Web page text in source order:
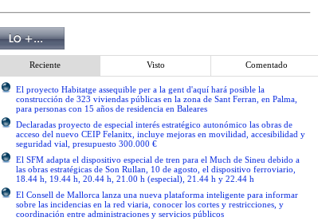
Reciente Visto Comentado
El proyecto Habitatge assequible per a la gent d'aquí hará posible la
construcción de 323 viviendas públicas en la zona de Sant Ferran, en Palma,
para personas con 15 años de residencia en Baleares
Declaradas proyecto de especial interés estratégico autonómico las obras de
acceso del nuevo CEIP Felanitx, incluye mejoras en movilidad, accesibilidad y
seguridad vial, presupuesto 300.000 €
El SFM adapta el dispositivo especial de tren para el Much de Sineu debido a
las obras estratégicas de Son Rullan, 10 de agosto, el dispositivo ferroviario,
18.44 h, 19.44 h, 20.44 h, 21.00 h (especial), 21.44 h y 22.44 h
El Consell de Mallorca lanza una nueva plataforma inteligente para informar
sobre las incidencias en la red viaria, conocer los cortes y restricciones, y
coordinación entre administraciones y servicios públicos